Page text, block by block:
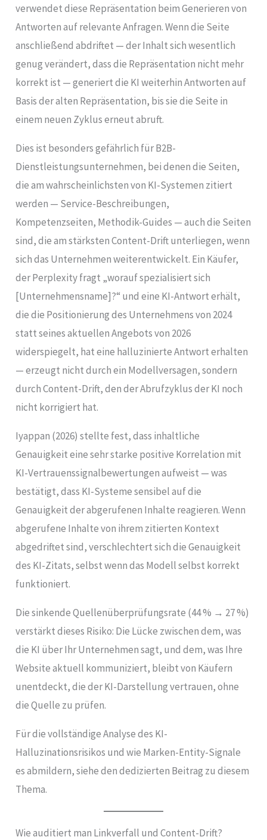
verwendet diese Repräsentation beim Generieren von
Antworten auf relevante Anfragen. Wenn die Seite
anschließend abdriftet — der Inhalt sich wesentlich
genug verändert, dass die Repräsentation nicht mehr
korrekt ist — generiert die KI weiterhin Antworten auf
Basis der alten Repräsentation, bis sie die Seite in
einem neuen Zyklus erneut abruft.
Dies ist besonders gefährlich für B2B-
Dienstleistungsunternehmen, bei denen die Seiten,
die am wahrscheinlichsten von KI-Systemen zitiert
werden — Service-Beschreibungen,
Kompetenzseiten, Methodik-Guides — auch die Seiten
sind, die am stärksten Content-Drift unterliegen, wenn
sich das Unternehmen weiterentwickelt. Ein Käufer,
der Perplexity fragt „worauf spezialisiert sich
[Unternehmensname]?“ und eine KI-Antwort erhält,
die die Positionierung des Unternehmens von 2024
statt seines aktuellen Angebots von 2026
widerspiegelt, hat eine halluzinierte Antwort erhalten
— erzeugt nicht durch ein Modellversagen, sondern
durch Content-Drift, den der Abrufzyklus der KI noch
nicht korrigiert hat.
Iyappan (2026) stellte fest, dass inhaltliche
Genauigkeit eine sehr starke positive Korrelation mit
KI-Vertrauenssignalbewertungen aufweist — was
bestätigt, dass KI-Systeme sensibel auf die
Genauigkeit der abgerufenen Inhalte reagieren. Wenn
abgerufene Inhalte von ihrem zitierten Kontext
abgedriftet sind, verschlechtert sich die Genauigkeit
des KI-Zitats, selbst wenn das Modell selbst korrekt
funktioniert.
Die sinkende Quellenüberprüfungsrate (44 % → 27 %)
verstärkt dieses Risiko: Die Lücke zwischen dem, was
die KI über Ihr Unternehmen sagt, und dem, was Ihre
Website aktuell kommuniziert, bleibt von Käufern
unentdeckt, die der KI-Darstellung vertrauen, ohne
die Quelle zu prüfen.
Für die vollständige Analyse des KI-
Halluzinationsrisikos und wie Marken-Entity-Signale
es abmildern, siehe den dedizierten Beitrag zu diesem
Thema.
Wie auditiert man Linkverfall und Content-Drift?